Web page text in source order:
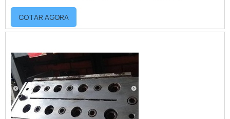
fabricadas por moldes de sopro são, por
exemplo: Brinquedos; Embalagem para
detergente; Embalagem para cosméticos;
Etc.MAIS INFORMAÇÕES SOBRE O
PROCESSOO tubo de sopro quente entra no
molde aberto, que se fec...
COTAR AGORA